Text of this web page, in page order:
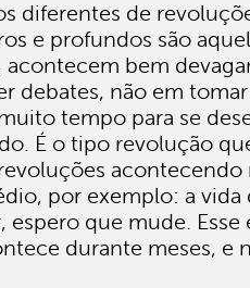
diferentes de
e profundos são
bem
debates, não em tomar
tempo para se
É o tipo revolução
por exemplo: a vida
espero que mude.
durante meses, e